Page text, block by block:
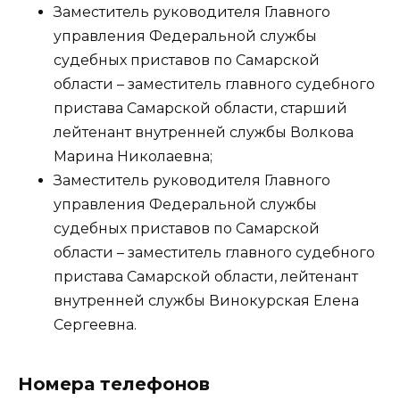
Заместитель руководителя Главного
управления Федеральной службы
судебных приставов по Самарской
области – заместитель главного судебного
пристава Самарской области, старший
лейтенант внутренней службы Волкова
Марина Николаевна;
Заместитель руководителя Главного
управления Федеральной службы
судебных приставов по Самарской
области – заместитель главного судебного
пристава Самарской области, лейтенант
внутренней службы Винокурская Елена
Сергеевна.
Номера телефонов